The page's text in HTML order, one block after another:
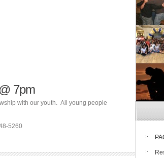
7pm
with our youth. All young people
5260